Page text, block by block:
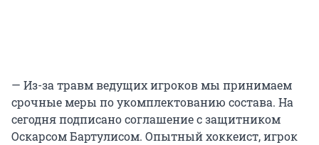
— Из-за травм ведущих игроков мы принимаем
срочные меры по укомплектованию состава. На
сегодня подписано соглашение с защитником
Оскарсом Бартулисом. Опытный хоккеист, игрок